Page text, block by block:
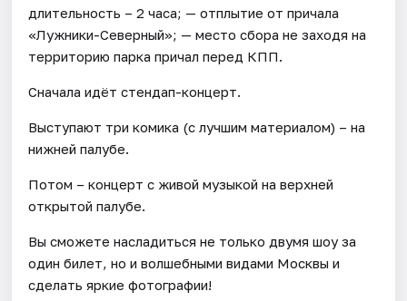
длительность – 2 часа; — отплытие от причала
«Лужники-Северный»; — место сбора не заходя на
территорию парка причал перед КПП.
Сначала идёт стендап-концерт.
Выступают три комика (с лучшим материалом) – на
нижней палубе.
Потом – концерт с живой музыкой на верхней
открытой палубе.
Вы сможете насладиться не только двумя шоу за
один билет, но и волшебными видами Москвы и
сделать яркие фотографии!